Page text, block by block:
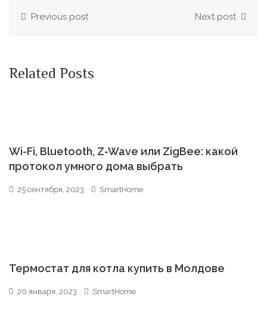
Previous post Next post
Related Posts
Wi-Fi, Bluetooth, Z-Wave или ZigBee: какой
протокол умного дома выбрать
25 сентября, 2023 SmartHome
Термостат для котла купить в Молдове
20 января, 2023 SmartHome